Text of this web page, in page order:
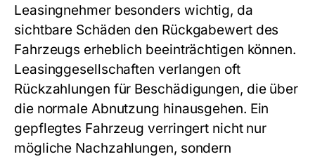
Leasingnehmer besonders wichtig, da
sichtbare Schäden den Rückgabewert des
Fahrzeugs erheblich beeinträchtigen können.
Leasinggesellschaften verlangen oft
Rückzahlungen für Beschädigungen, die über
die normale Abnutzung hinausgehen. Ein
gepflegtes Fahrzeug verringert nicht nur
mögliche Nachzahlungen, sondern